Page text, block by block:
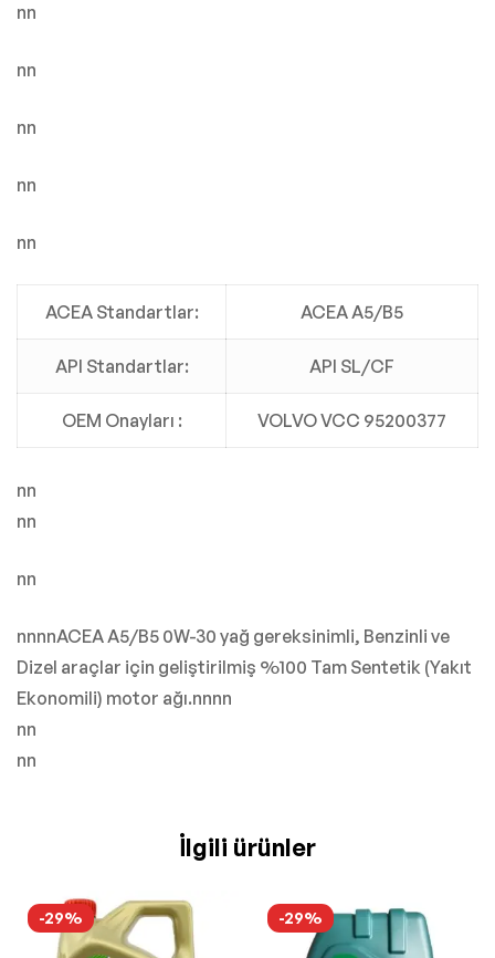
nn
nn
nn
nn
nn
ACEA Standartlar: ACEA A5/B5
API Standartlar: API SL/CF
OEM Onayları : VOLVO VCC 95200377
nn
nn
nn
nnnnACEA A5/B5 0W-30 yağ gereksinimli, Benzinli ve
Dizel araçlar için geliştirilmiş %100 Tam Sentetik (Yakıt
Ekonomili) motor ağı.nnnn
nn
nn
İlgili ürünler
-29% -29%